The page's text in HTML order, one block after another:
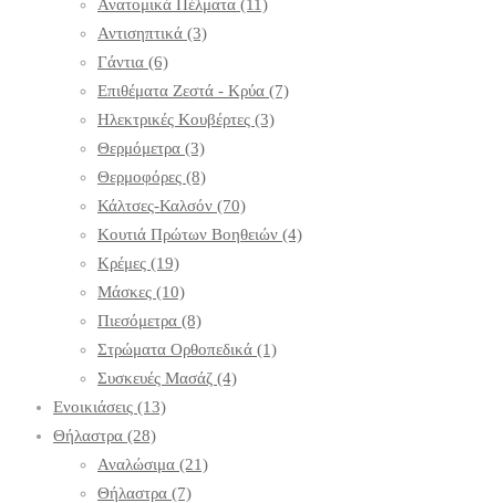
Ανατομικά Πέλματα (11)
Αντισηπτικά (3)
Γάντια (6)
Επιθέματα Ζεστά - Κρύα (7)
Ηλεκτρικές Κουβέρτες (3)
Θερμόμετρα (3)
Θερμοφόρες (8)
Κάλτσες-Καλσόν (70)
Κουτιά Πρώτων Βοηθειών (4)
Κρέμες (19)
Μάσκες (10)
Πιεσόμετρα (8)
Στρώματα Ορθοπεδικά (1)
Συσκευές Μασάζ (4)
Ενοικιάσεις (13)
Θήλαστρα (28)
Αναλώσιμα (21)
Θήλαστρα (7)